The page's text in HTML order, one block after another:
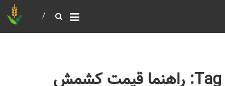
Tag: راهنما قیمت کشمش